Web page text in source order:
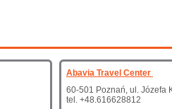
Abavia Travel Center
60-501 Poznań, ul. Józefa
tel. +48.616628812